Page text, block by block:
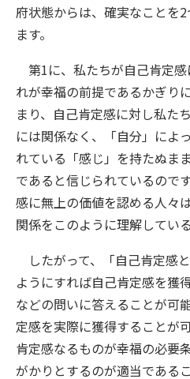
府状態からは、確実なことを
ます。
第1に、私たちが自己肯定
れが幸福の前提であるかぎり
まり、自己肯定感に対し私た
には関係なく、「自分」によ
れている「感じ」を持たぬま
であると信じられているので
感に無上の価値を認める人々
関係をこのように理解してい
したがって、「自己肯定感
ようにすれば自己肯定感を獲
などの問いに答えることが可
定感を実際に獲得することが
肯定感なるものが幸福の必要
がかりとするのが適当である